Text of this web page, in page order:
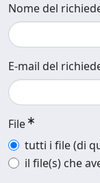
Nome del
E-mail del
File
tutti i file (di
il file(s) che